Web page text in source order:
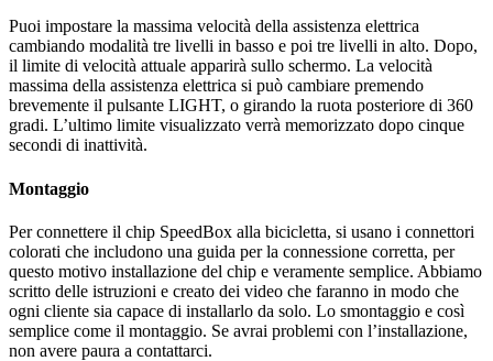
Puoi impostare la massima velocità della assistenza elettrica
cambiando modalità tre livelli in basso e poi tre livelli in alto. Dopo,
il limite di velocità attuale apparirà sullo schermo. La velocità
massima della assistenza elettrica si può cambiare premendo
brevemente il pulsante LIGHT, o girando la ruota posteriore di 360
gradi. L’ultimo limite visualizzato verrà memorizzato dopo cinque
secondi di inattività.
Montaggio
Per connettere il chip SpeedBox alla bicicletta, si usano i connettori
colorati che includono una guida per la connessione corretta, per
questo motivo installazione del chip e veramente semplice. Abbiamo
scritto delle istruzioni e creato dei video che faranno in modo che
ogni cliente sia capace di installarlo da solo. Lo smontaggio e così
semplice come il montaggio. Se avrai problemi con l’installazione,
non avere paura a contattarci.